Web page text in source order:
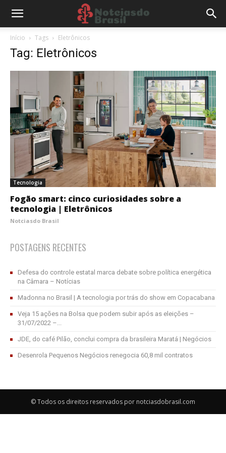
Início Tags Eletrônicos
Tag: Eletrônicos
Tecnologia
Fogão smart: cinco curiosidades sobre a
tecnologia | Eletrônicos
Notciasdo Brasil
POSTAGENS RECENTES
Defesa do controle estatal marca debate sobre política energética
na Câmara – Notícias
Madonna no Brasil | A tecnologia por trás do show em Copacabana
Veja 15 ações na Bolsa que podem subir após as eleições –
31/07/2022 –...
JDE, do café Pilão, conclui compra da brasileira Maratá | Negócios
Desenrola Pequenos Negócios renegocia 60,8 mil contratos
© Todos os direitos reservados por notciasdobrasil.com